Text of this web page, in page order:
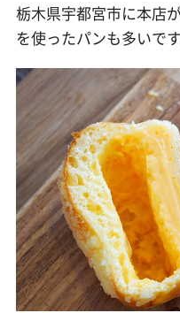
栃木県宇都宮市に本店
を使ったパンも多いです